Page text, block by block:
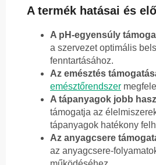
A termék hatásai és
A pH-egyensúly
a szervezet optimális
fenntartásához.
Az emésztés
emésztőrendszer
A tápanyagok jobb
támogatja az
tápanyagok hatékony
Az anyagcsere
az anyagcsere-